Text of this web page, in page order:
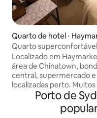
Quarto de hotel ⋅
t
Quarto
cama king size, CBD
Localizado em Haymarket ao lado da
área de Chinatown,
central, supermercado e
localizadas perto.
uma curta distância a
tarde da noite para
uma máquina de pokie
Porto de